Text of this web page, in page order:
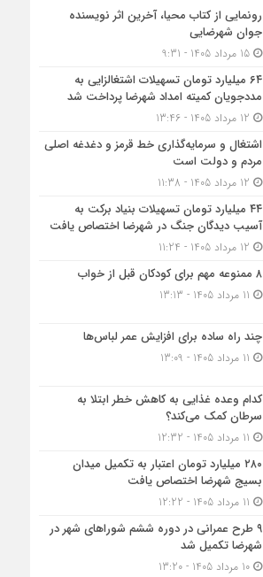
رونمایی از کتاب محیا، آخرین اثر نویسنده
جوان شهرضایی
15 مرداد 1405 - 9:31
۶۴ میلیارد تومان تسهیلات اشتغالزایی به
مددجویان کمیته امداد شهرضا پرداخت شد
اشتغال و سرمایه‌گذاری خط قرمز و دغدغه اصلی
مردم و دولت است
۴۴ میلیارد تومان تسهیلات بنیاد برکت به
آسیب دیدگان جنگ در شهرضا اختصاص یافت
۸ ممنوعه مهم برای کودکان قبل از خواب
چند راه ساده برای افزایش عمر لباس‌ها
کدام وعده غذایی به کاهش خطر ابتلا به
سرطان کمک می‌کند؟
۲۸۰ میلیارد تومان اعتبار به تکمیل میدان
بسیج شهرضا اختصاص یافت
۹ طرح عمرانی در دوره ششم شوراهای شهر در
شهرضا تکمیل شد
10 مرداد 1405 - 13:20